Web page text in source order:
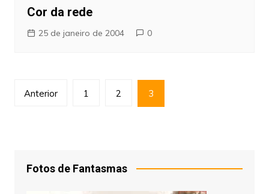
Cor da rede
25 de janeiro de 2004 0
Paginação
Anterior 1 2 3
Fotos de Fantasmas